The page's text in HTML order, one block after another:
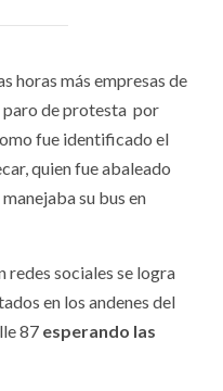
horas más empresas de
paro de protesta por
fue identificado el
quien fue abaleado
su bus en
redes sociales se logra
en los andenes del
87 esperando las